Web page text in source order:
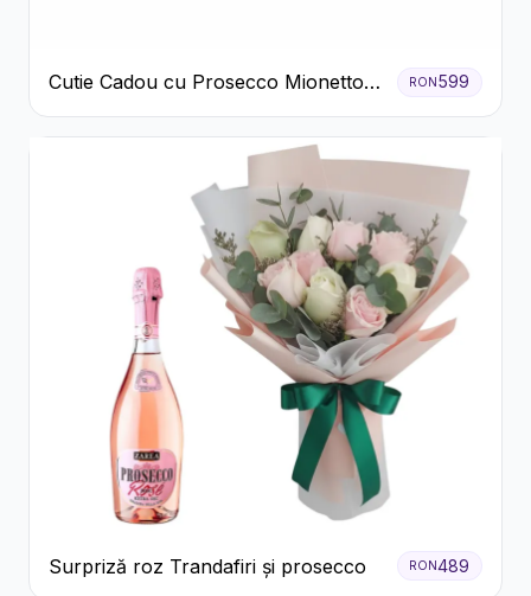
Cutie Cadou cu Prosecco Mionetto
Ferrero Rocher și Flori Pastelate
RON599
Surpriză roz Trandafiri și prosecco RON489